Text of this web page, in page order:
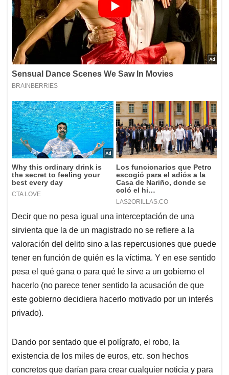
Decir que no pesa igual una interceptación de una
sirvienta que la de un magistrado no se refiere a la
valoración del delito sino a las repercusiones que puede
tener en función de quién es la víctima. Y en ese sentido
pesa el qué gana o para qué le sirve a un gobierno el
hacerlo (no parece tener sentido la acusación de que
este gobierno decidiera hacerlo motivado por un interés
privado).
Dando por sentado que el polígrafo, el robo, la
existencia de los miles de euros, etc. son hechos
concretos que darían para crear cualquier noticia y para